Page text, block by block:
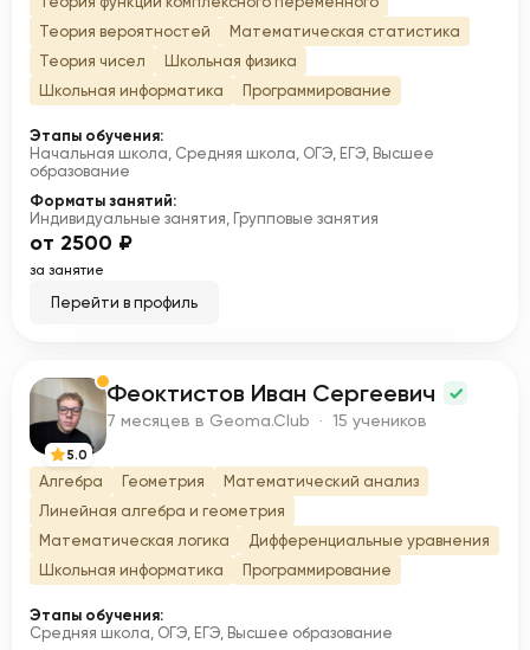
Теория вероятностей
Математическая статистика
Теория чисел
Школьная физика
Школьная информатика
Программирование
Этапы обучения:
Начальная школа, Средняя школа, ОГЭ, ЕГЭ, Высшее
образование
Форматы занятий:
Индивидуальные занятия, Групповые занятия
от 2500 ₽
за занятие
Перейти в профиль
Ф
5.0
Феоктистов Иван Сергеевич
7 месяцев в Geoma.Club · 15 учеников
Алгебра Геометрия
Математический анализ
Линейная алгебра и геометрия
Математическая логика
Дифференциальные уравнения
Школьная информатика
Программирование
Этапы обучения:
Средняя школа, ОГЭ, ЕГЭ, Высшее образование